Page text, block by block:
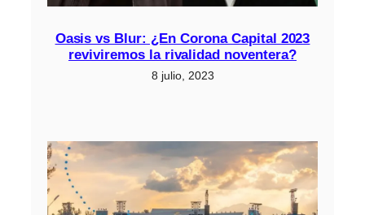
Oasis vs Blur: ¿En Corona Capital 2023
reviviremos la rivalidad noventera?
8 julio, 2023